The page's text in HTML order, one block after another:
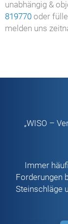
unabhängig &
819770 oder
melden uns
„WISO –
Immer
Forderungen
Steinschläge